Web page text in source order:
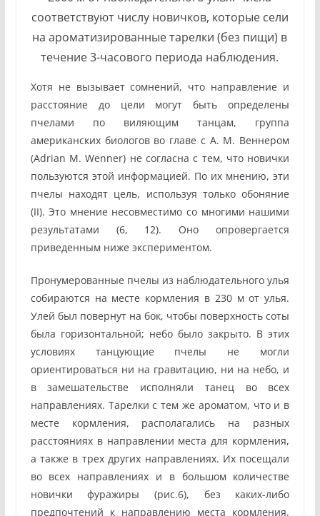
соответствуют числу новичков, которые сели
на ароматизированные тарелки (без пищи) в
течение 3-часового периода наблюдения.
Хотя не вызывает сомнений, что направление и
расстояние до цели могут быть определены
пчелами по виляющим танцам, группа
американских биологов во главе с А. М. Веннером
(Adrian M. Wenner) не согласна с тем, что новички
пользуются этой информацией. По их мнению, эти
пчелы находят цель, используя только обоняние
(II). Это мнение несовместимо со многими нашими
результатами (6, 12). Оно опровергается
приведенным ниже экспериментом.
Пронумерованные пчелы из наблюдательного улья
собираются на месте кормления в 230 м от улья.
Улей был повернут на бок, чтобы поверхность соты
была горизонтальной; небо было закрыто. В этих
условиях танцующие пчелы не могли
ориентироваться ни на гравитацию, ни на небо, и
в замешательстве исполняли танец во всех
направлениях. Тарелки с тем же ароматом, что и в
месте кормления, располагались на разных
расстояниях в направлении места для кормления,
а также в трех других направлениях. Их посещали
во всех направлениях и в большом количестве
новички фуражиры (рис.6), без каких-либо
предпочтений к направлению места кормления.